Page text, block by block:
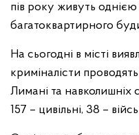
пів року живуть однією
багатоквартирного
На сьогодні в місті
криміналісти
Лимані та навколишніх
157 – цивільні, 38 –